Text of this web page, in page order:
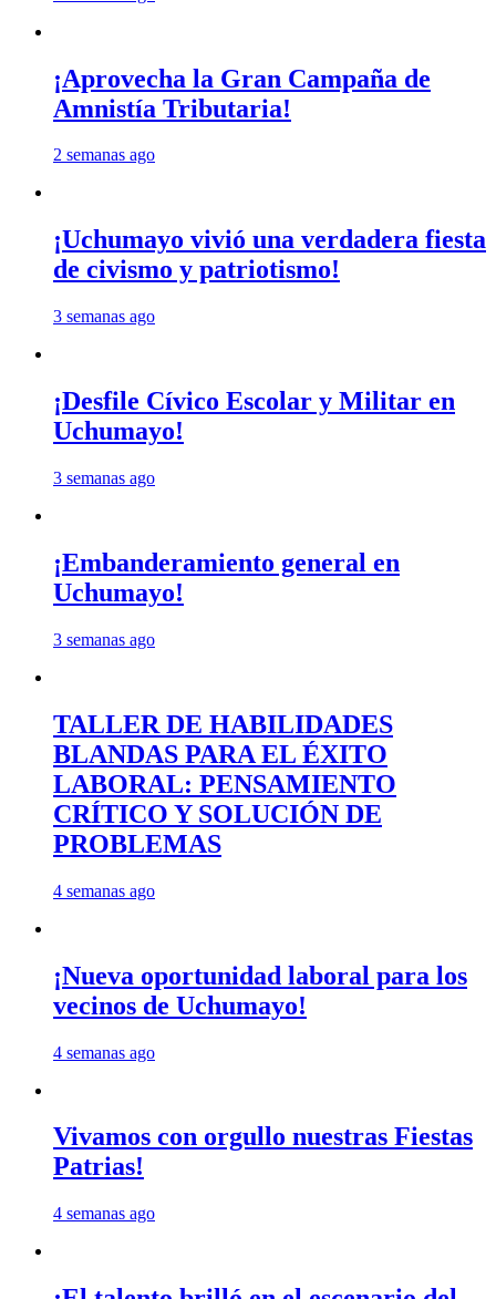
¡Aprovecha la Gran Campaña de
Amnistía Tributaria!
2 semanas ago
¡Uchumayo vivió una verdadera fiesta
de civismo y patriotismo!
3 semanas ago
¡Desfile Cívico Escolar y Militar en
Uchumayo!
3 semanas ago
¡Embanderamiento general en
Uchumayo!
3 semanas ago
TALLER DE HABILIDADES
BLANDAS PARA EL ÉXITO
LABORAL: PENSAMIENTO
CRÍTICO Y SOLUCIÓN DE
PROBLEMAS
4 semanas ago
¡Nueva oportunidad laboral para los
vecinos de Uchumayo!
4 semanas ago
Vivamos con orgullo nuestras Fiestas
Patrias!
4 semanas ago